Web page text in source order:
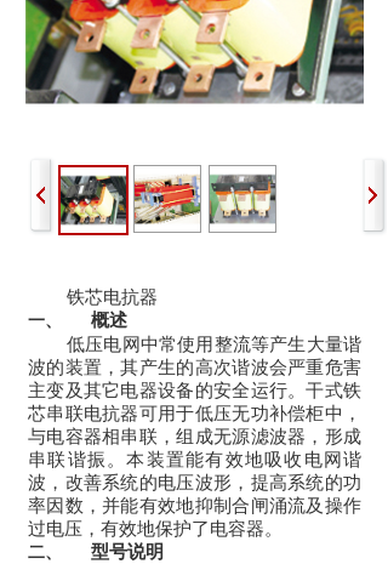
铁芯电抗器
一、
概述
低压电网中常使用整流等产生大量谐
波的装置，其产生的高次谐波会严重危害
主变及其它电器设备的安全运行。干式铁
芯串联电抗器可用于低压无功补偿柜中，
与电容器相串联，组成无源滤波器，形成
串联谐振。本装置能有效地吸收电网谐
波，改善系统的电压波形，提高系统的功
率因数，并能有效地抑制合闸涌流及操作
过电压，有效地保护了电容器。
二、 型号说明